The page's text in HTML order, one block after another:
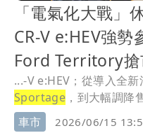
「電氣化大戰」
CR-V e:HEV強
Ford Territory搶
...-V e:HEV；從導入全
Sportage ，到大幅調降
車市
2026/06/15